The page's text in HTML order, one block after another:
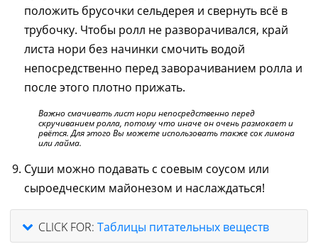
положить брусочки сельдерея и свернуть всё в
трубочку. Чтобы ролл не разворачивался, край
листа нори без начинки смочить водой
непосредственно перед заворачиванием ролла и
после этого плотно прижать.
Важно смачивать лист нори непосредственно перед
скручиванием ролла, потому что иначе он очень размокает и
рвётся. Для этого Вы можете использовать также сок лимона
или лайма.
Суши можно подавать с соевым соусом или
сыроедческим майонезом и наслаждаться!
CLICK FOR: Таблицы питательных веществ